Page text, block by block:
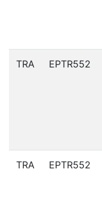
TRA EPTR552
TRA EPTR552